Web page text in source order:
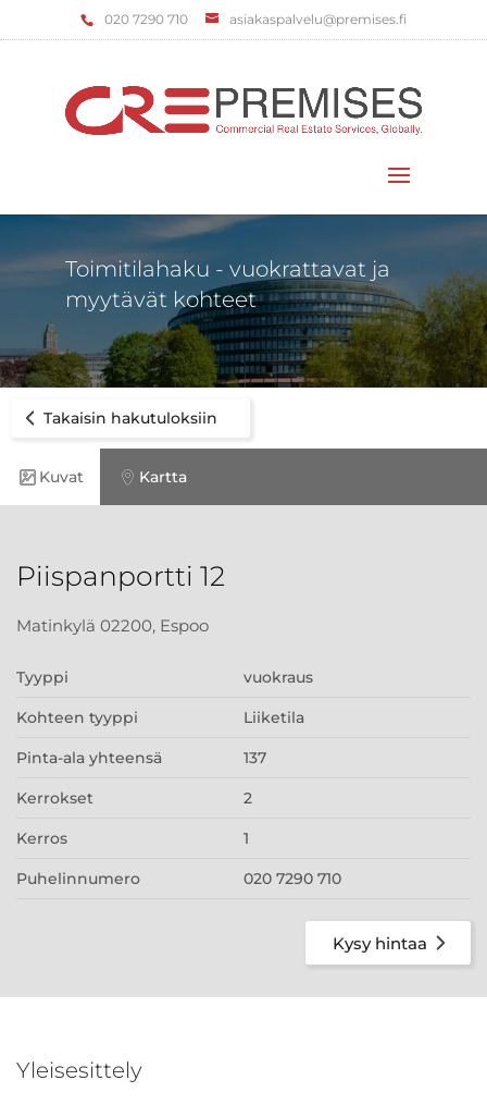
‌020 7290 710 asiakaspalvelu@premises.fi
Toimitilahaku - vuokrattavat ja
myytävät kohteet
Takaisin hakutuloksiin
Kuvat Kartta
Piispanportti 12
Matinkylä 02200, Espoo
Tyyppi vuokraus
Kohteen tyyppi Liiketila
Pinta-ala yhteensä 137
Kerrokset 2
Kerros 1
Puhelinnumero 020 7290 710
Kysy hintaa
Yleisesittely